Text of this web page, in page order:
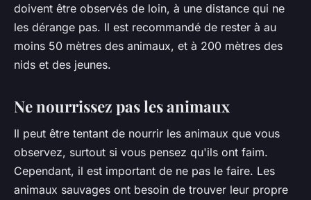
doivent être observés de loin, à une distance qui ne
les dérange pas. Il est recommandé de rester à au
moins 50 mètres des animaux, et à 200 mètres des
nids et des jeunes.
Ne nourrissez pas les animaux
Il peut être tentant de nourrir les animaux que vous
observez, surtout si vous pensez qu'ils ont faim.
Cependant, il est important de ne pas le faire. Les
animaux sauvages ont besoin de trouver leur propre